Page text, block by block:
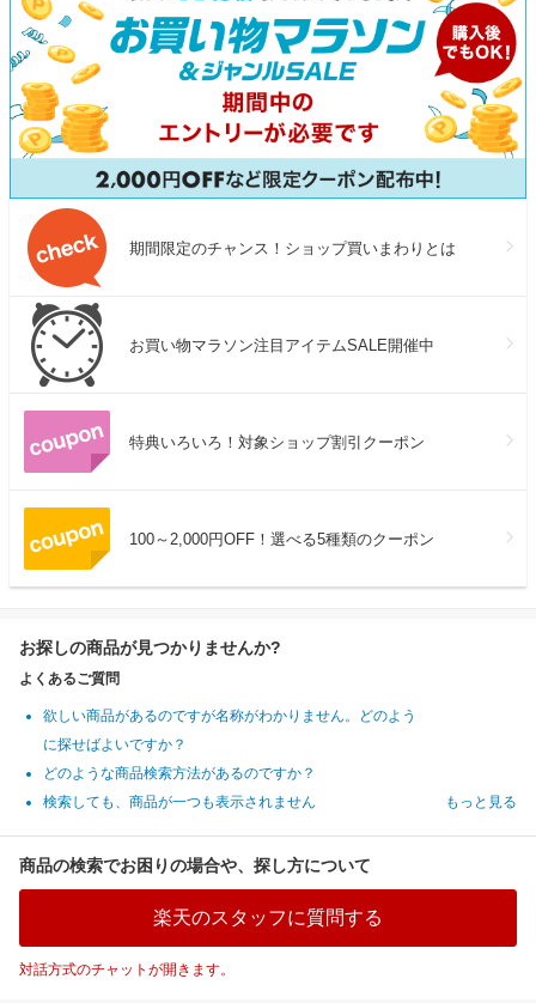
期間限定のチャンス！ショップ買いまわりとは
お買い物マラソン注目アイテムSALE開催中
特典いろいろ！対象ショップ割引クーポン
100～2,000円OFF！選べる5種類のクーポン
お探しの商品が見つかりませんか?
よくあるご質問
欲しい商品があるのですが名称がわかりません。どのよう
に探せばよいですか？
どのような商品検索方法があるのですか？
検索しても、商品が一つも表示されません
もっと見る
商品の検索でお困りの場合や、探し方について
楽天のスタッフに質問する
対話方式のチャットが開きます。